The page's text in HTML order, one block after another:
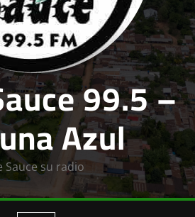
99.5 –
Azul
Sauce su radio